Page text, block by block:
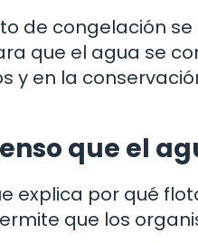
de congelación se
que el agua se
y en la
que el
explica por qué
que los